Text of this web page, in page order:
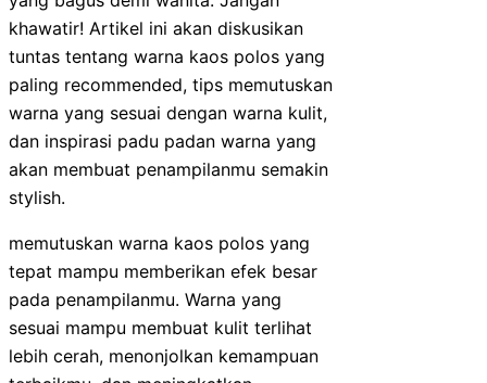
khawatir! Artikel ini akan diskusikan
tuntas tentang warna kaos polos yang
paling recommended, tips memutuskan
warna yang sesuai dengan warna kulit,
dan inspirasi padu padan warna yang
akan membuat penampilanmu semakin
stylish.
memutuskan warna kaos polos yang
tepat mampu memberikan efek besar
pada penampilanmu. Warna yang
sesuai mampu membuat kulit terlihat
lebih cerah, menonjolkan kemampuan